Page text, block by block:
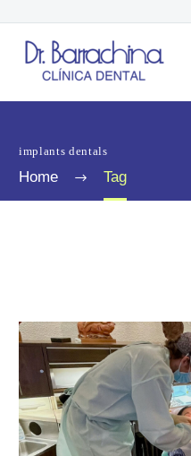
implants dentals
Home Tag